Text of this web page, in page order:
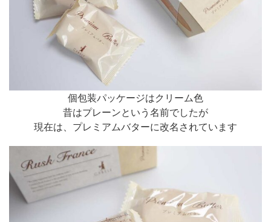
個包装パッケージはクリーム色
昔はプレーンという名前でしたが
現在は、プレミアムバターに改名されています